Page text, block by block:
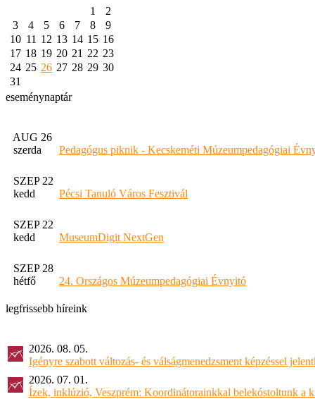
1
2
3
4 5 6 7 8
9
10 11 12 13 14 15 16
17 18 19 20 21 22 23
24 25 26 27 28 29 30
31
eseménynaptár
AUG 26
szerda
Pedagógus piknik - Kecskeméti Múzeumpedagógiai
SZEP 22
kedd
Pécsi Tanuló Város Fesztivál
SZEP 22
kedd
MuseumDigit NextGen
SZEP 28
hétfő
24. Országos Múzeumpedagógiai Évnyitó
legfrissebb híreink
2026. 08. 05.
Igényre szabott változás- és válságmenedzsment képzéssel
2026. 07. 01.
Ízek, inklúzió, Veszprém: Koordinátorainkkal belekóstoltunk a